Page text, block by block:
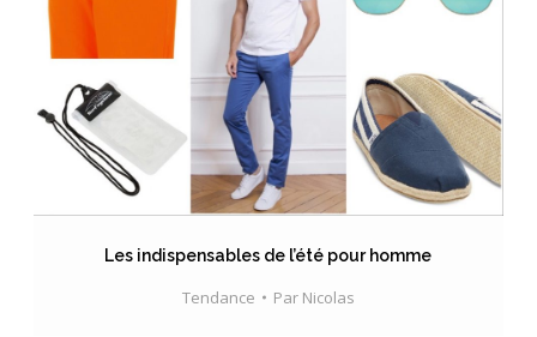
Les indispensables de l’été pour homme
Tendance Par Nicolas